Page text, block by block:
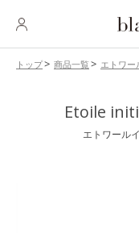
トップ 商品一覧 エトワ
Etoile
エトワール
SKINCARE スキ